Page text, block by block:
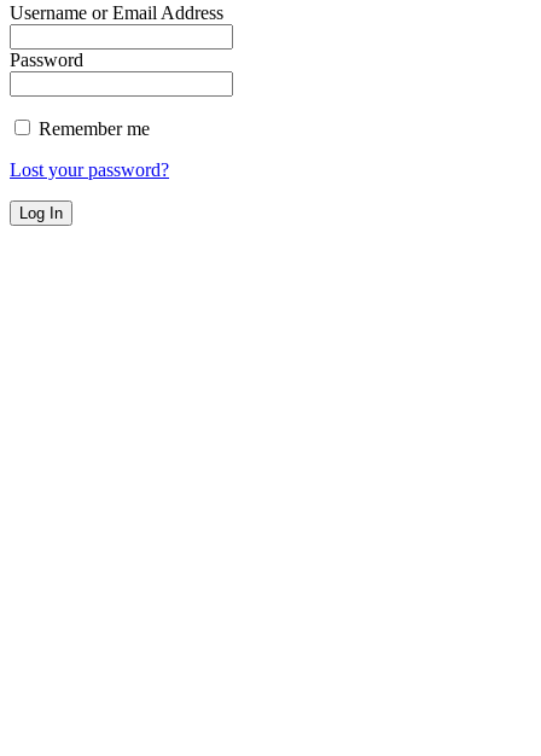
Username or Email Address
Password
Remember me
Lost your password?